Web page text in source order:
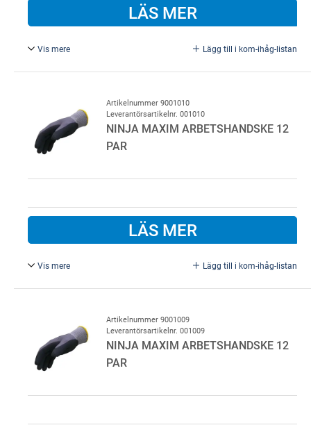
LÄS MER
Vis mere Lägg till i kom-ihåg-listan
Artikelnummer 9001010
Leverantörsartikelnr. 001010
NINJA MAXIM ARBETSHANDSKE 12
PAR
LÄS MER
Vis mere Lägg till i kom-ihåg-listan
Ninja Maxim handske. Säljes i 12 st. pk,
Artikelnummer 9001009
Leverantörsartikelnr. 001009
NINJA MAXIM ARBETSHANDSKE 12
PAR